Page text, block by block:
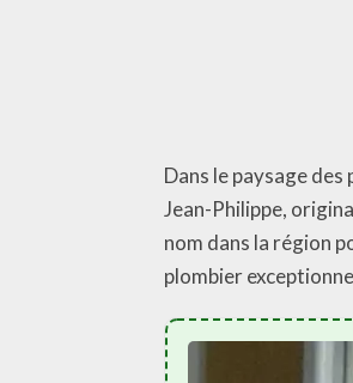
Dans le paysage
Jean-Philippe,
nom dans la région
plombier